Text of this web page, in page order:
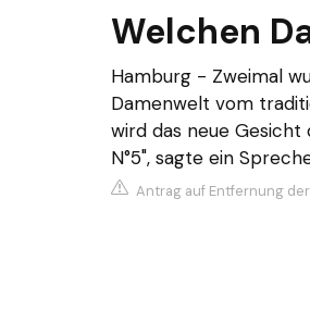
Welchen
Hamburg - Zweimal
Damenwelt vom
wird das neue Gesicht
N°5", sagte ein
Antrag auf Entfernung